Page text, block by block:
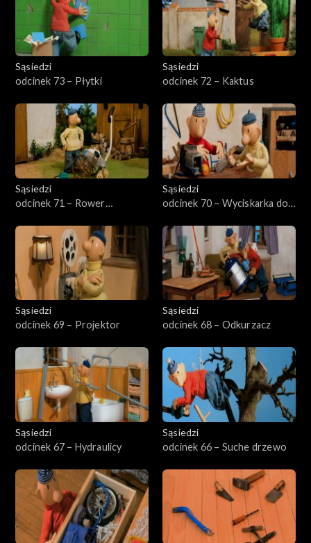
Sąsiedzi
odcinek 73 – Płytki
Sąsiedzi
odcinek 72 – Kaktus
Sąsiedzi
odcinek 71 – Rower
Sąsiedzi
odcinek 70 – Wyciskarka do
Sąsiedzi
odcinek 69 – Projektor
Sąsiedzi
odcinek 68 – Odkurzacz
Sąsiedzi
odcinek 67 – Hydraulicy
Sąsiedzi
odcinek 66 – Suche drzewo